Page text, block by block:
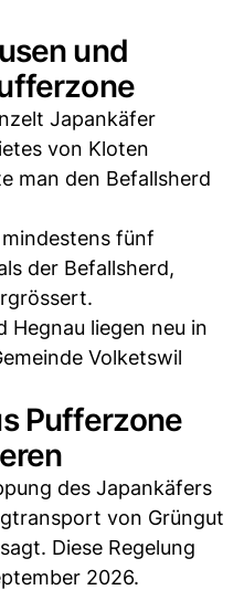
und
Japankäfer
von Kloten
man den Befallsherd
fünf
der Befallsherd,
Hegnau liegen neu in
Volketswil
Pufferzone
des Japankäfers
von Grüngut
Diese Regelung
2026.